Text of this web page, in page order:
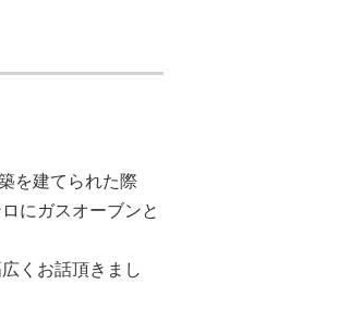
を建てられた際
にガスオーブンと
くお話頂きまし